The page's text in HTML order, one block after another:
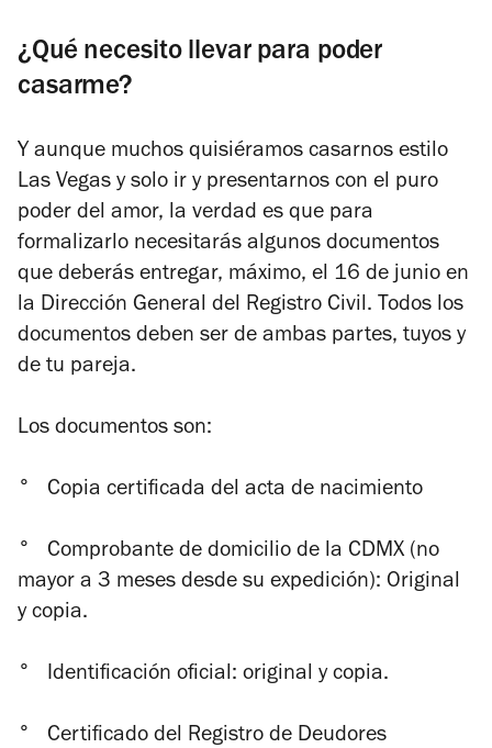
¿Qué necesito llevar para poder
casarme?
Y aunque muchos quisiéramos casarnos estilo
Las Vegas y solo ir y presentarnos con el puro
poder del amor, la verdad es que para
formalizarlo necesitarás algunos documentos
que deberás entregar, máximo, el 16 de junio en
la Dirección General del Registro Civil. Todos los
documentos deben ser de ambas partes, tuyos y
de tu pareja.
Los documentos son:
° Copia certificada del acta de nacimiento
°
Comprobante de domicilio de la CDMX (no
mayor a 3 meses desde su expedición): Original
y copia.
° Identificación oficial: original y copia.
° Certificado del Registro de Deudores